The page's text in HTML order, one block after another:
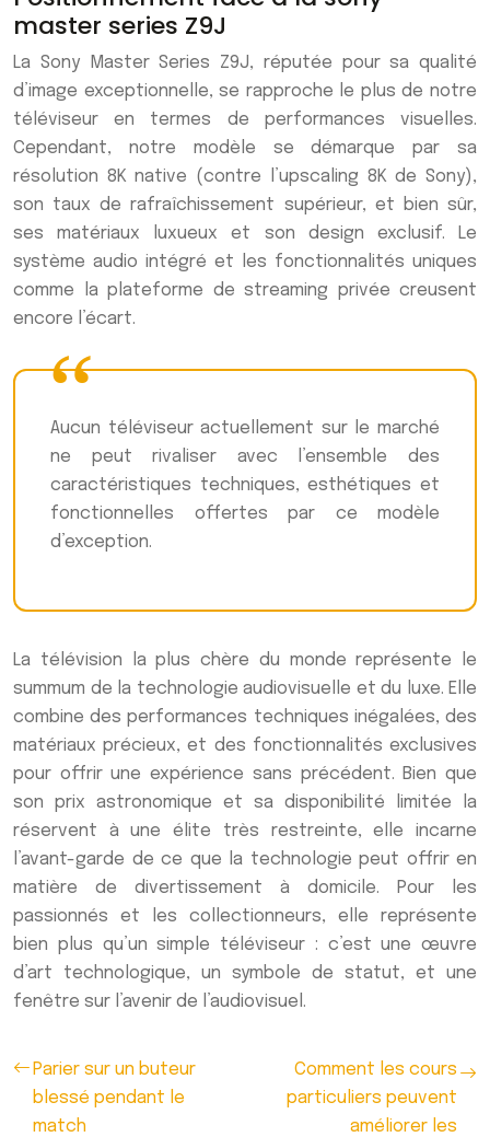
master series Z9J
La Sony Master Series Z9J, réputée pour sa qualité
d’image exceptionnelle, se rapproche le plus de notre
téléviseur en termes de performances visuelles.
Cependant, notre modèle se démarque par sa
résolution 8K native (contre l’upscaling 8K de Sony),
son taux de rafraîchissement supérieur, et bien sûr,
ses matériaux luxueux et son design exclusif. Le
système audio intégré et les fonctionnalités uniques
comme la plateforme de streaming privée creusent
encore l’écart.
Aucun téléviseur actuellement sur le marché
ne peut rivaliser avec l’ensemble des
caractéristiques techniques, esthétiques et
fonctionnelles offertes par ce modèle
d’exception.
La télévision la plus chère du monde représente le
summum de la technologie audiovisuelle et du luxe. Elle
combine des performances techniques inégalées, des
matériaux précieux, et des fonctionnalités exclusives
pour offrir une expérience sans précédent. Bien que
son prix astronomique et sa disponibilité limitée la
réservent à une élite très restreinte, elle incarne
l’avant-garde de ce que la technologie peut offrir en
matière de divertissement à domicile. Pour les
passionnés et les collectionneurs, elle représente
bien plus qu’un simple téléviseur : c’est une œuvre
d’art technologique, un symbole de statut, et une
fenêtre sur l’avenir de l’audiovisuel.
Parier sur un buteur
blessé pendant le
match
Comment les cours
particuliers peuvent
améliorer les